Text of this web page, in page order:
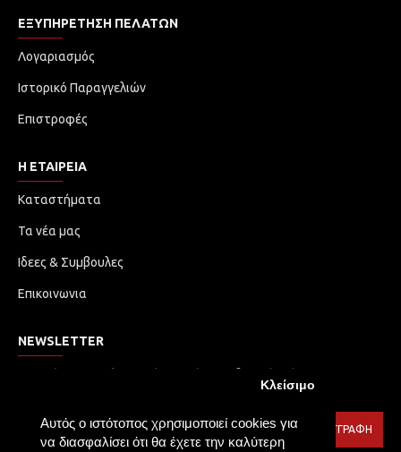
Αυτός ο ιστότοπος χρησιμοποιεί cookies για
να διασφαλίσει ότι θα έχετε την καλύτερη
Κλείσιμο
ΕΞΥΠΗΡΈΤΗΣΗ ΠΕΛΑΤΏΝ
Λογαριασμός
Ιστορικό Παραγγελιών
Επιστροφές
Η ΕΤΑΙΡΕΙΑ
Καταστήματα
Τα νέα μας
Ιδεες & Συμβουλες
Επικοινωνια
NEWSLETTER
ΕΓΓΡΑΦΉ